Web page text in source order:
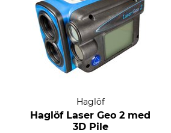
Haglöf
Haglöf Laser Geo 2 med
3D Pile